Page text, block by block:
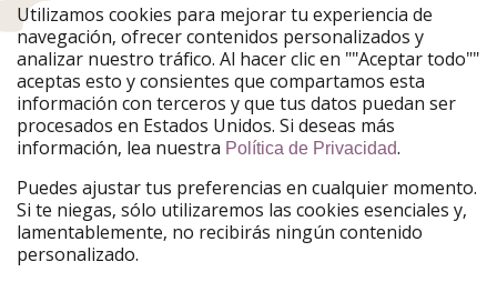
PiratinViaggio
HolidayPirates
VakantiePiraten
WakacyjniPiraci
VoyagesPirates
Ferienpiraten
Urlaubspiraten
Urlaubspiraten
TravelPirates
Nuestro grupo
HolidayPirates Group
Conócenos mejor
Sobre ViajerosPiratas
Información legal
Utilizamos cookies para mejorar tu experiencia de
navegación, ofrecer contenidos personalizados y
analizar nuestro tráfico. Al hacer clic en ""Aceptar todo""
aceptas esto y consientes que compartamos esta
información con terceros y que tus datos puedan ser
procesados en Estados Unidos. Si deseas más
información, lea nuestra Política de Privacidad.
Puedes ajustar tus preferencias en cualquier momento.
Si te niegas, sólo utilizaremos las cookies esenciales y,
lamentablemente, no recibirás ningún contenido
personalizado.